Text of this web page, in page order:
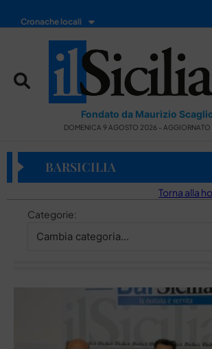
Cronache locali
Fondato da Maurizio
DOMENICA 9 AGOSTO 2026 - AGGIORNATO
BARSICILIA
Torna alla
Categorie: